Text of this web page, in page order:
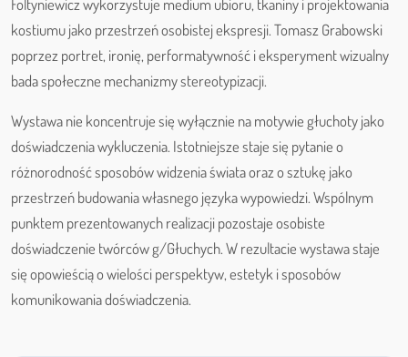
kostiumu jako przestrzeń osobistej ekspresji. Tomasz Grabowski
poprzez portret, ironię, performatywność i eksperyment wizualny
bada społeczne mechanizmy stereotypizacji.
Wystawa nie koncentruje się wyłącznie na motywie głuchoty jako
doświadczenia wykluczenia. Istotniejsze staje się pytanie o
różnorodność sposobów widzenia świata oraz o sztukę jako
przestrzeń budowania własnego języka wypowiedzi. Wspólnym
punktem prezentowanych realizacji pozostaje osobiste
doświadczenie twórców g/Głuchych. W rezultacie wystawa staje
się opowieścią o wielości perspektyw, estetyk i sposobów
komunikowania doświadczenia.